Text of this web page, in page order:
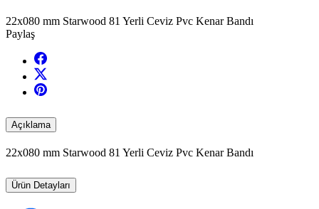
22x080 mm Starwood 81 Yerli Ceviz Pvc Kenar Bandı
Paylaş
Açıklama
22x080 mm Starwood 81 Yerli Ceviz Pvc Kenar Bandı
Ürün Detayları